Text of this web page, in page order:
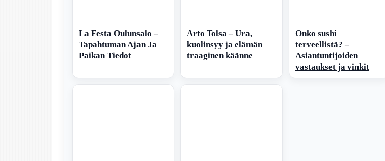
La Festa Oulunsalo –
Tapahtuman Ajan Ja
Paikan Tiedot
Arto Tolsa – Ura,
kuolinsyy ja elämän
traaginen käänne
Onko sushi
terveellistä? –
Asiantuntijoiden
vastaukset ja vinkit